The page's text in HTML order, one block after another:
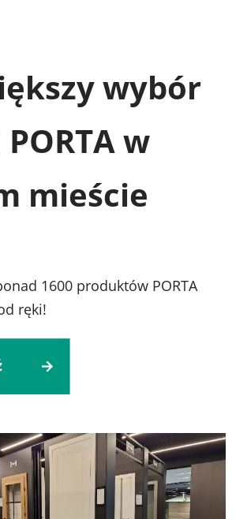
wybór
w
mieście
1600 produktów PORTA
ręki!